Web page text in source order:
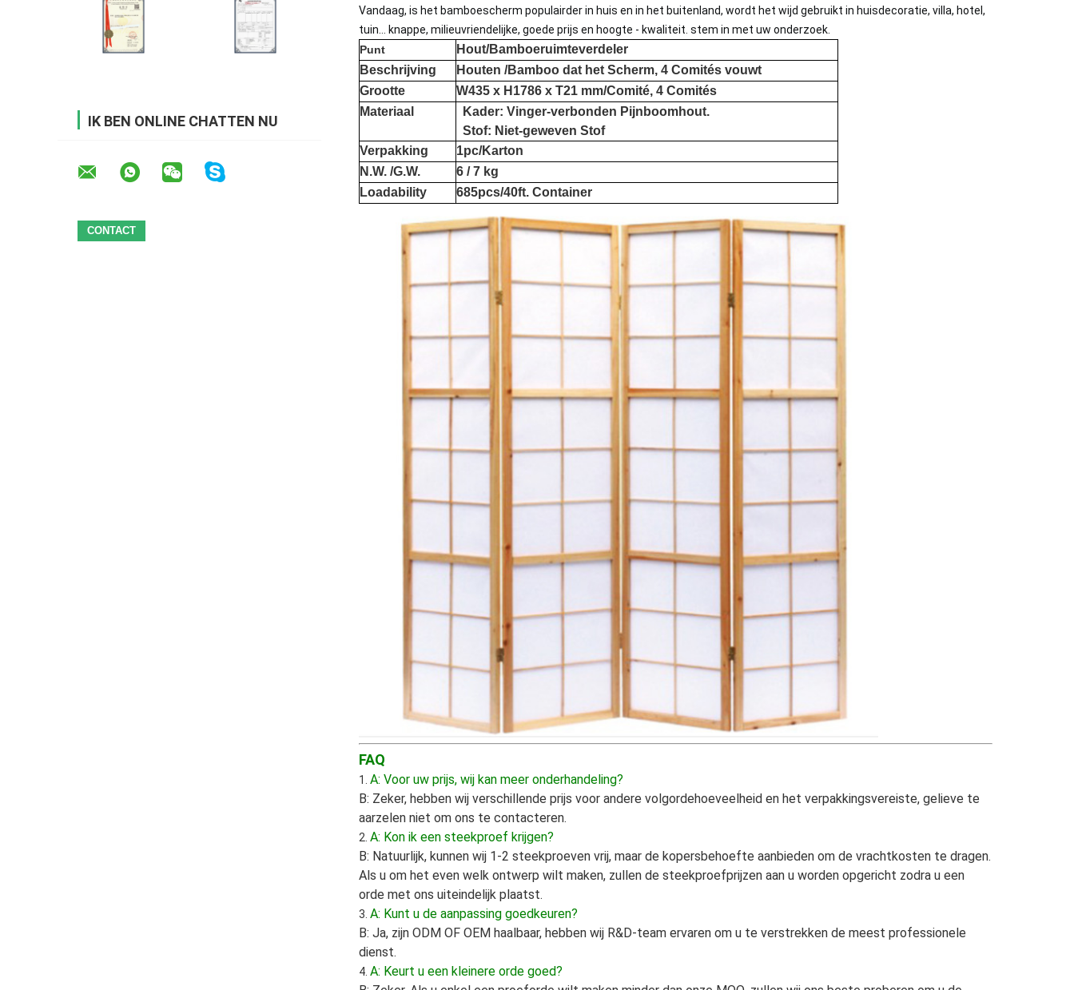
IK BEN ONLINE CHATTEN NU
Vandaag, is het bamboescherm populairder in huis en in het buitenland, wordt het wijd gebruikt in huisdecoratie, villa, hotel,
tuin… knappe, milieuvriendelijke, goede prijs en hoogte - kwaliteit. stem in met uw onderzoek.
Punt
Hout/Bamboeruimteverdeler
Beschrijving
Houten /Bamboo dat het Scherm, 4 Comités vouwt
Grootte
W435 x H1786 x T21 mm/Comité, 4 Comités
Materiaal
Kader: Vinger-verbonden Pijnboomhout.
Stof: Niet-geweven Stof
Verpakking
1pc/Karton
N.W. /G.W.
6 / 7 kg
Loadability
685pcs/40ft. Container
FAQ
1. A: Voor uw prijs, wij kan meer onderhandeling?
B: Zeker, hebben wij verschillende prijs voor andere volgordehoeveelheid en het verpakkingsvereiste, gelieve te
aarzelen niet om ons te contacteren.
2. A: Kon ik een steekproef krijgen?
B: Natuurlijk, kunnen wij 1-2 steekproeven vrij, maar de kopersbehoefte aanbieden om de vrachtkosten te dragen.
Als u om het even welk ontwerp wilt maken, zullen de steekproefprijzen aan u worden opgericht zodra u een
orde met ons uiteindelijk plaatst.
3. A: Kunt u de aanpassing goedkeuren?
B: Ja, zijn ODM OF OEM haalbaar, hebben wij R&D-team ervaren om u te verstrekken de meest professionele
dienst.
4. A: Keurt u een kleinere orde goed?